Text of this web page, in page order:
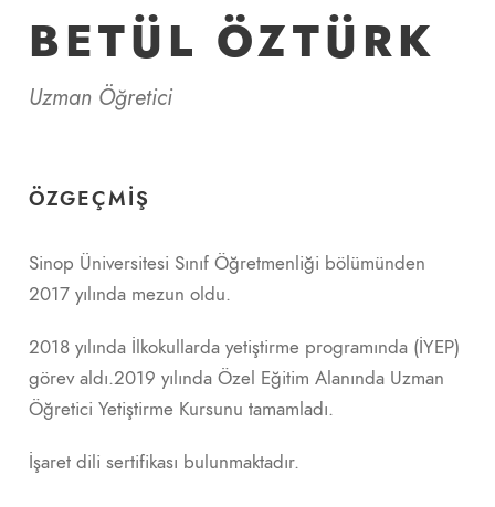
BETÜL ÖZTÜRK
Uzman Öğretici
ÖZGEÇMIŞ
Sinop Üniversitesi Sınıf Öğretmenliği bölümünden
2017 yılında mezun oldu.
2018 yılında İlkokullarda yetiştirme programında (İYEP)
görev aldı.2019 yılında Özel Eğitim Alanında Uzman
Öğretici Yetiştirme Kursunu tamamladı.
İşaret dili sertifikası bulunmaktadır.